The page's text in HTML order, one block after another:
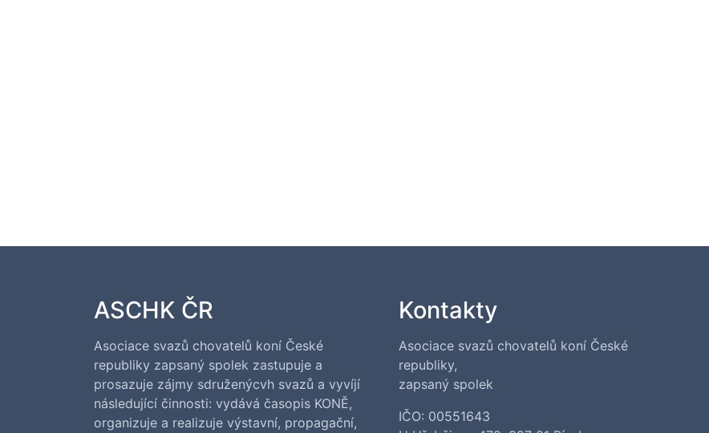
ASCHK ČR
Asociace svazů chovatelů koní České
republiky zapsaný spolek zastupuje a
prosazuje zájmy sdruženýcvh svazů a vyvíjí
následující činnosti: vydává časopis KONĚ,
organizuje a realizuje výstavní, propagační,
Kontakty
Asociace svazů chovatelů koní České
republiky,
zapsaný spolek
IČO: 00551643